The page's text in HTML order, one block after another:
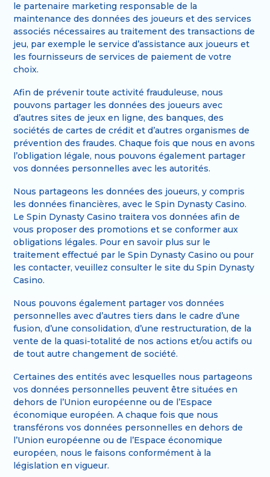
le partenaire marketing responsable de la
maintenance des données des joueurs et des services
associés nécessaires au traitement des transactions de
jeu, par exemple le service d’assistance aux joueurs et
les fournisseurs de services de paiement de votre
choix.
Afin de prévenir toute activité frauduleuse, nous
pouvons partager les données des joueurs avec
d’autres sites de jeux en ligne, des banques, des
sociétés de cartes de crédit et d’autres organismes de
prévention des fraudes. Chaque fois que nous en avons
l’obligation légale, nous pouvons également partager
vos données personnelles avec les autorités.
Nous partageons les données des joueurs, y compris
les données financières, avec le Spin Dynasty Casino.
Le Spin Dynasty Casino traitera vos données afin de
vous proposer des promotions et se conformer aux
obligations légales. Pour en savoir plus sur le
traitement effectué par le Spin Dynasty Casino ou pour
les contacter, veuillez consulter le site du Spin Dynasty
Casino.
Nous pouvons également partager vos données
personnelles avec d’autres tiers dans le cadre d’une
fusion, d’une consolidation, d’une restructuration, de la
vente de la quasi-totalité de nos actions et/ou actifs ou
de tout autre changement de société.
Certaines des entités avec lesquelles nous partageons
vos données personnelles peuvent être situées en
dehors de l’Union européenne ou de l’Espace
économique européen. A chaque fois que nous
transférons vos données personnelles en dehors de
l’Union européenne ou de l’Espace économique
européen, nous le faisons conformément à la
législation en vigueur.